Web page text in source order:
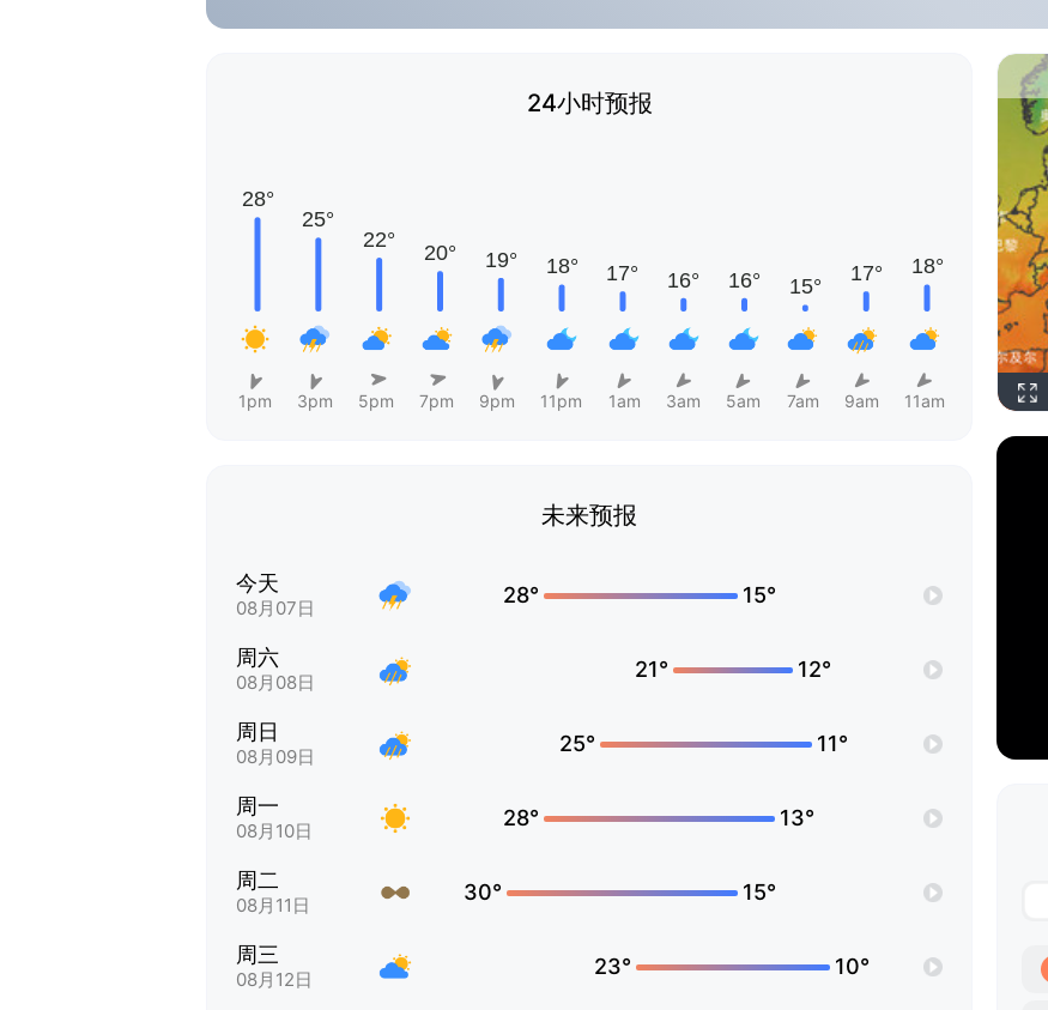
24小时预报
1pm 3pm 5pm 7pm 9pm 11pm 1am 3am 5am 7am 9am 11am
未来预报
今天
08月07日
28° 15°
周六
08月08日
21° 12°
周日
08月09日
25° 11°
周一
08月10日
28° 13°
周二
08月11日
30° 15°
周三
08月12日
23° 10°